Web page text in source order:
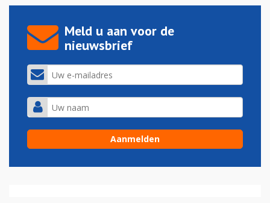
Meld u aan voor de
nieuwsbrief